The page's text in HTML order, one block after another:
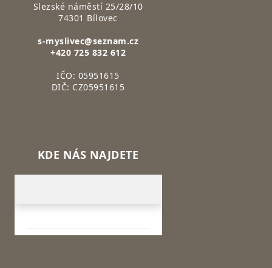
Slezské náměstí 25/28/10
74301 Bílovec
s-myslivec@seznam.cz
+420 725 832 612
IČO: 05951615
DIČ: CZ05951615
KDE NÁS NAJDETE